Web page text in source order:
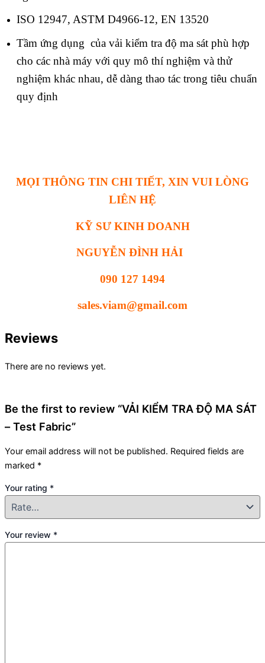
ISO 12947, ASTM D4966-12, EN 13520
Tầm ứng dụng của vải kiểm tra độ ma sát phù hợp
cho các nhà máy với quy mô thí nghiệm và thử
nghiệm khác nhau, dễ dàng thao tác trong tiêu chuẩn
quy định
MỌI THÔNG TIN CHI TIẾT, XIN VUI LÒNG
LIÊN HỆ
KỸ SƯ KINH DOANH
NGUYỄN ĐÌNH HẢI
090 127 1494
sales.viam@gmail.com
Reviews
There are no reviews yet.
Be the first to review “VẢI KIỂM TRA ĐỘ MA SÁT
– Test Fabric”
Your email address will not be published. Required fields are
marked *
Your rating *
Your review *